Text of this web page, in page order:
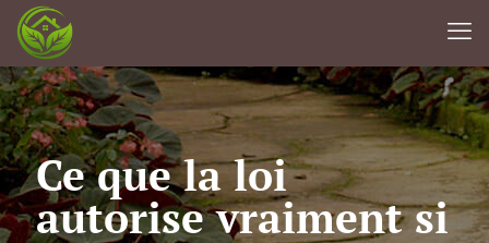
Ce que la loi
autorise vraiment si